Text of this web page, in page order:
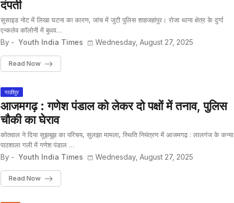
दंपती
सुसाइड नोट में लिखा घटना का कारण, जांच में जुटी पुलिस शाहजहांपुर। रोजा थाना क्षेत्र के दुर्गा
एन्कलेव कॉलोनी में बुधव…
By - Youth India Times Wednesday, August 27, 2025
Read Now
गाज़ीपुर
आजमगढ़ : गणेश पंडाल को लेकर दो पक्षों में तनाव, पुलिस
चौकी का घेराव
कोतवाल ने दिया सूझबूझ का परिचय, सुलझा मामला, स्थिति नियंत्रण में आजमगढ़ : लालगंज के कन्या
पाठशाला गली में गणेश पंडाल …
By - Youth India Times Wednesday, August 27, 2025
Read Now